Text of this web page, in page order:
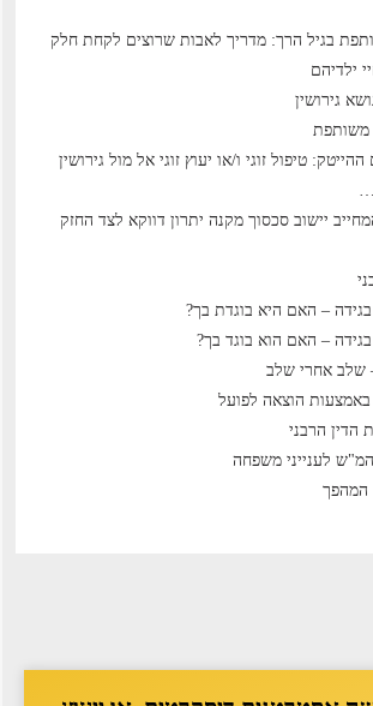
בגיל הרך: מדריך לאבות שרוצים לקחת חלק
ילדיהם
טיפול זוגי ו/או יעוץ זוגי אל מול גירושין
יישוב סכסוך מקנה יתרון דווקא לצד החזק
– האם היא בוגדת בך?
– האם הוא בוגד בך?
שלב אחרי שלב
באמצעות הוצאה לפועל
הדין הרבני
לענייני משפחה
המהפך